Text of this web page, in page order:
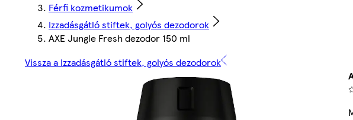
Férfi kozmetikumok
Izzadásgátló stiftek, golyós dezodorok
AXE Jungle Fresh dezodor 150 ml
Vissza a Izzadásgátló stiftek, golyós dezodorok